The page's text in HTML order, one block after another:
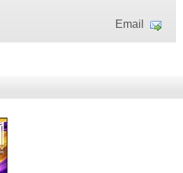
Email